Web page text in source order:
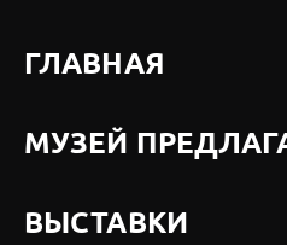
ГЛАВНАЯ
МУЗЕЙ
ВЫСТАВКИ